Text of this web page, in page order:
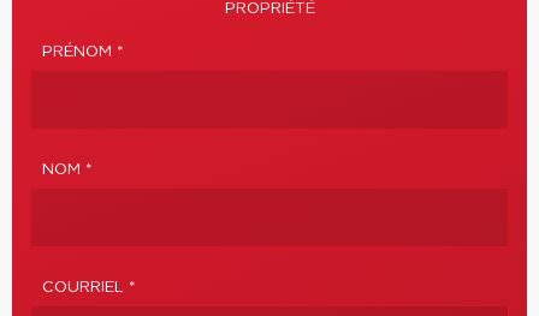
PROPRIÉTÉ
PRÉNOM *
NOM *
COURRIEL *